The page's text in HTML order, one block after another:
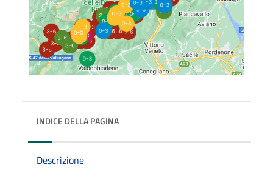
INDICE DELLA PAGINA
Descrizione